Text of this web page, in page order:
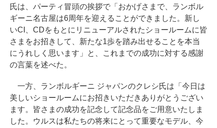
氏は、パーティ冒頭の挨拶で「おかげさまで、ランボル
ギーニ名古屋は6周年を迎えることができました。新し
いCI、CDをもとにリニューアルされたショールームに皆
さまをお招きして、新たな1歩を踏み出せることを本当
にうれしく思います」と、これまでの成功に対する感謝
の言葉を述べた。
一方、ランボルギーニ ジャパンのクレシ氏は「今日は
美しいショールームにお招きいただきありがとうござい
ます。皆さまの成功を記念して記念品をご用意いたしま
した。ウルスは私たちの将来にとって重要なモデル、今